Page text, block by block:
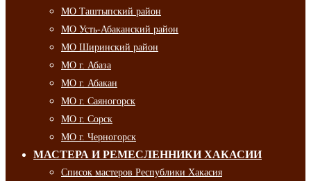
МО Таштыпский район
МО Усть-Абаканский район
МО Ширинский район
МО г. Абаза
МО г. Абакан
МО г. Саяногорск
МО г. Сорск
МО г. Черногорск
МАСТЕРА И РЕМЕСЛЕННИКИ ХАКАСИИ
Список мастеров Республики Хакасия